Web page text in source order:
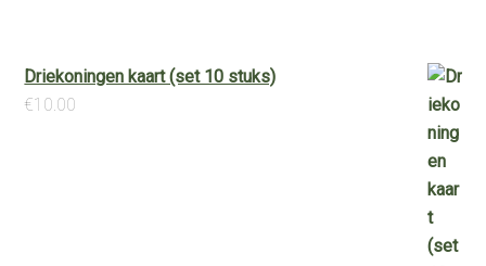
Driekoningen kaart (set 10 stuks)
€10.00